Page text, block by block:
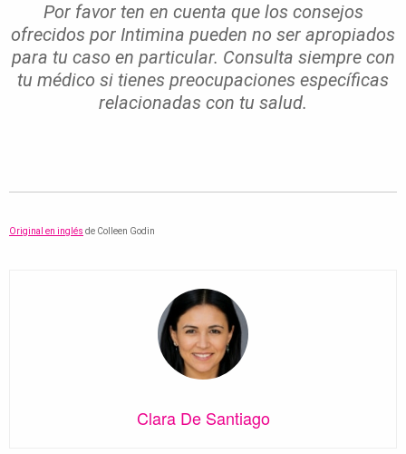
Por favor ten en cuenta que los consejos
ofrecidos por Intimina pueden no ser apropiados
para tu caso en particular. Consulta siempre con
tu médico si tienes preocupaciones específicas
relacionadas con tu salud.
Original en inglés de Colleen Godin
Clara De Santiago